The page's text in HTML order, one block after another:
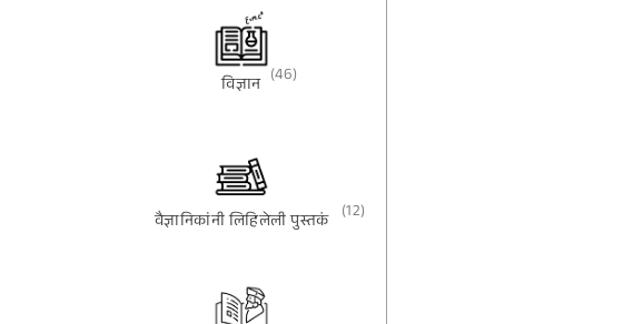
विज्ञान (46)
वैज्ञानिकांनी लिहिलेली पुस्तकं (12)